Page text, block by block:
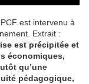
est intervenu à
Extrait :
est précipitée et
économiques,
qu’une
pédagogique,